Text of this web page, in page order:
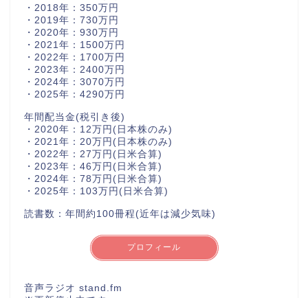
・2018年：350万円
・2019年：730万円
・2020年：930万円
・2021年：1500万円
・2022年：1700万円
・2023年：2400万円
・2024年：3070万円
・2025年：4290万円
年間配当金(税引き後)
・2020年：12万円(日本株のみ)
・2021年：20万円(日本株のみ)
・2022年：27万円(日米合算)
・2023年：46万円(日米合算)
・2024年：78万円(日米合算)
・2025年：103万円(日米合算)
読書数：年間約100冊程(近年は減少気味)
プロフィール
音声ラジオ stand.fm